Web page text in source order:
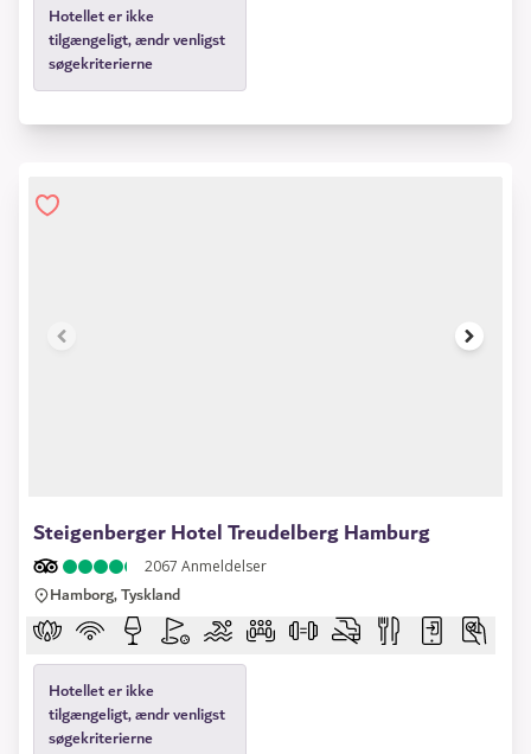
Hotellet er ikke
tilgængeligt, ændr venligst
søgekriterierne
Steigenberger Hotel Treudelberg Hamburg
2067 Anmeldelser
Hamborg, Tyskland
Hotellet er ikke
tilgængeligt, ændr venligst
søgekriterierne